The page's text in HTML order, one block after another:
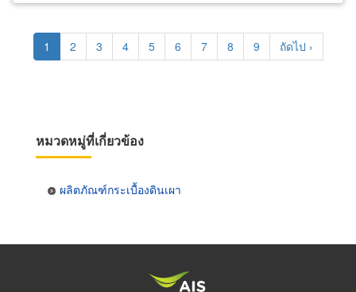
Pagination
Current
page
1 Page
2 Page
3 Page
4 Page
5 Page
6 Page
7 Page
8 Page
9
Next
page
ถัดไป ›
หมวดหมู่ที่เกี่ยวข้อง
ผลิตภัณฑ์กระเบื้องดินเผา